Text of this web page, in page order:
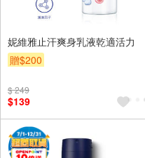
妮維雅止汗爽身乳液乾適活力
贈$200
$ 249
$139